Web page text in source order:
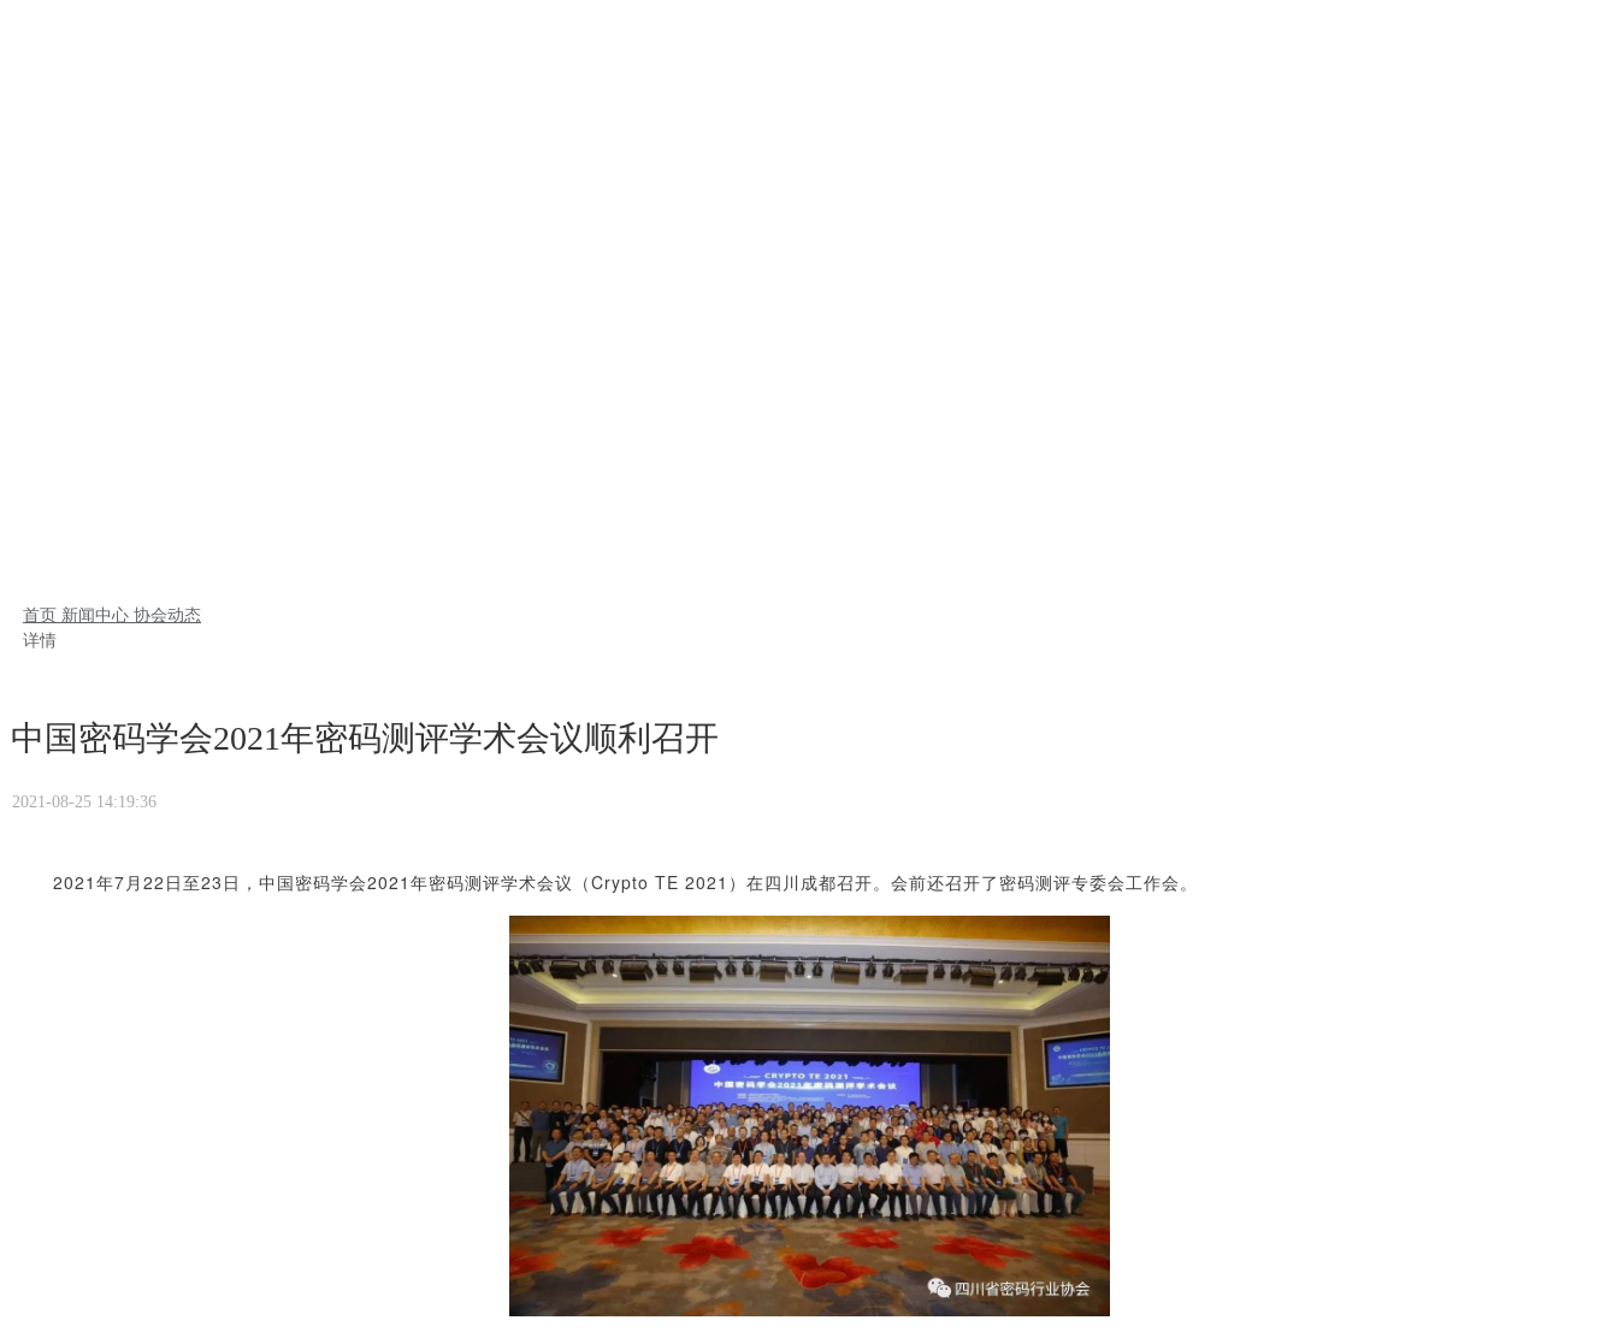
首页 新闻中心 协会动态
详情
中国密码学会2021年密码测评学术会议顺利召开
2021-08-25 14:19:36
2021年7月22日至23日，中国密码学会2021年密码测评学术会议（Crypto TE 2021）在四川成都召开。会前还召开了密码测评专委会工作会。